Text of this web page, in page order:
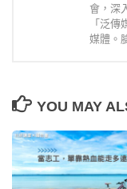
會，深
「泛
媒體。
YOU MAY